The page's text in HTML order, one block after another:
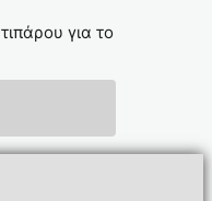
για το